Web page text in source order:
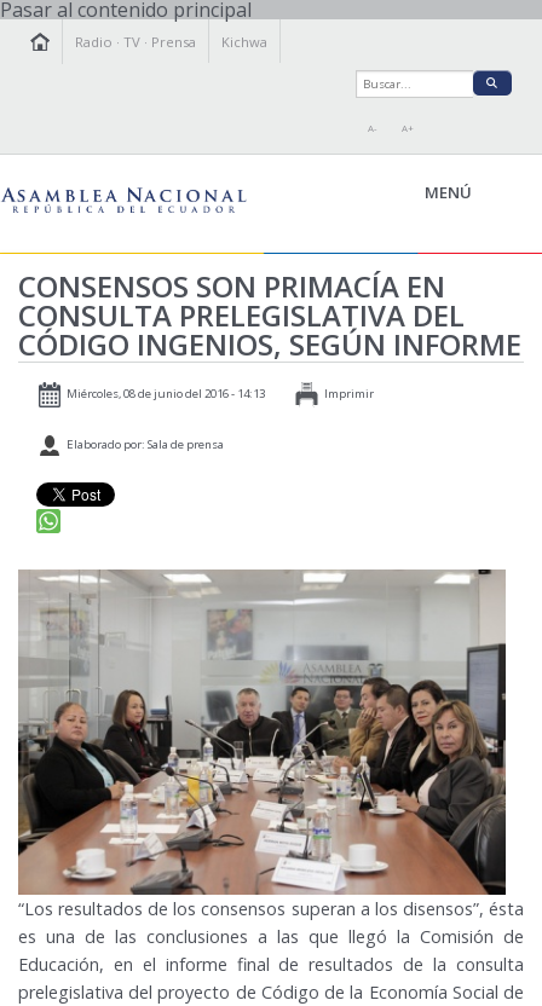
Pasar al contenido principal
Radio ·TV · Prensa Kichwa
A- A+
MENÚ
LA ASAMBLEA
LEGISLAMOS
FISCALIZAMOS
PRENSA
PARTICIPACIÓN
RELACIONES INTERNACIONALES
AGENDA
CONSENSOS SON PRIMACÍA EN
CONSULTA PRELEGISLATIVA DEL
CÓDIGO INGENIOS, SEGÚN INFORME
Miércoles, 08 de junio del 2016 - 14:13 Imprimir
Elaborado por: Sala de prensa
“Los resultados de los consensos superan a los disensos”, ésta
es una de las conclusiones a las que llegó la Comisión de
Educación, en el informe final de resultados de la consulta
prelegislativa del proyecto de Código de la Economía Social de